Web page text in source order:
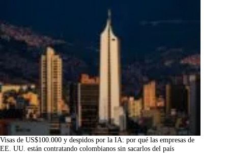
Visas de US$100.000 y despidos por la IA: por qué las empresas de
EE. UU. están contratando colombianos sin sacarlos del país